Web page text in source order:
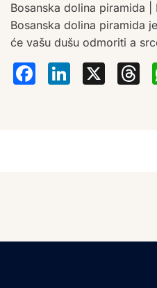
Bosanska dolina piramida
Bosanska dolina piramida
će vašu dušu odmoriti a
X